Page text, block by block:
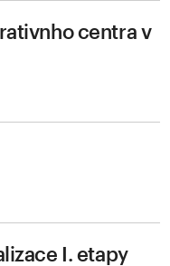
centra v
I. etapy